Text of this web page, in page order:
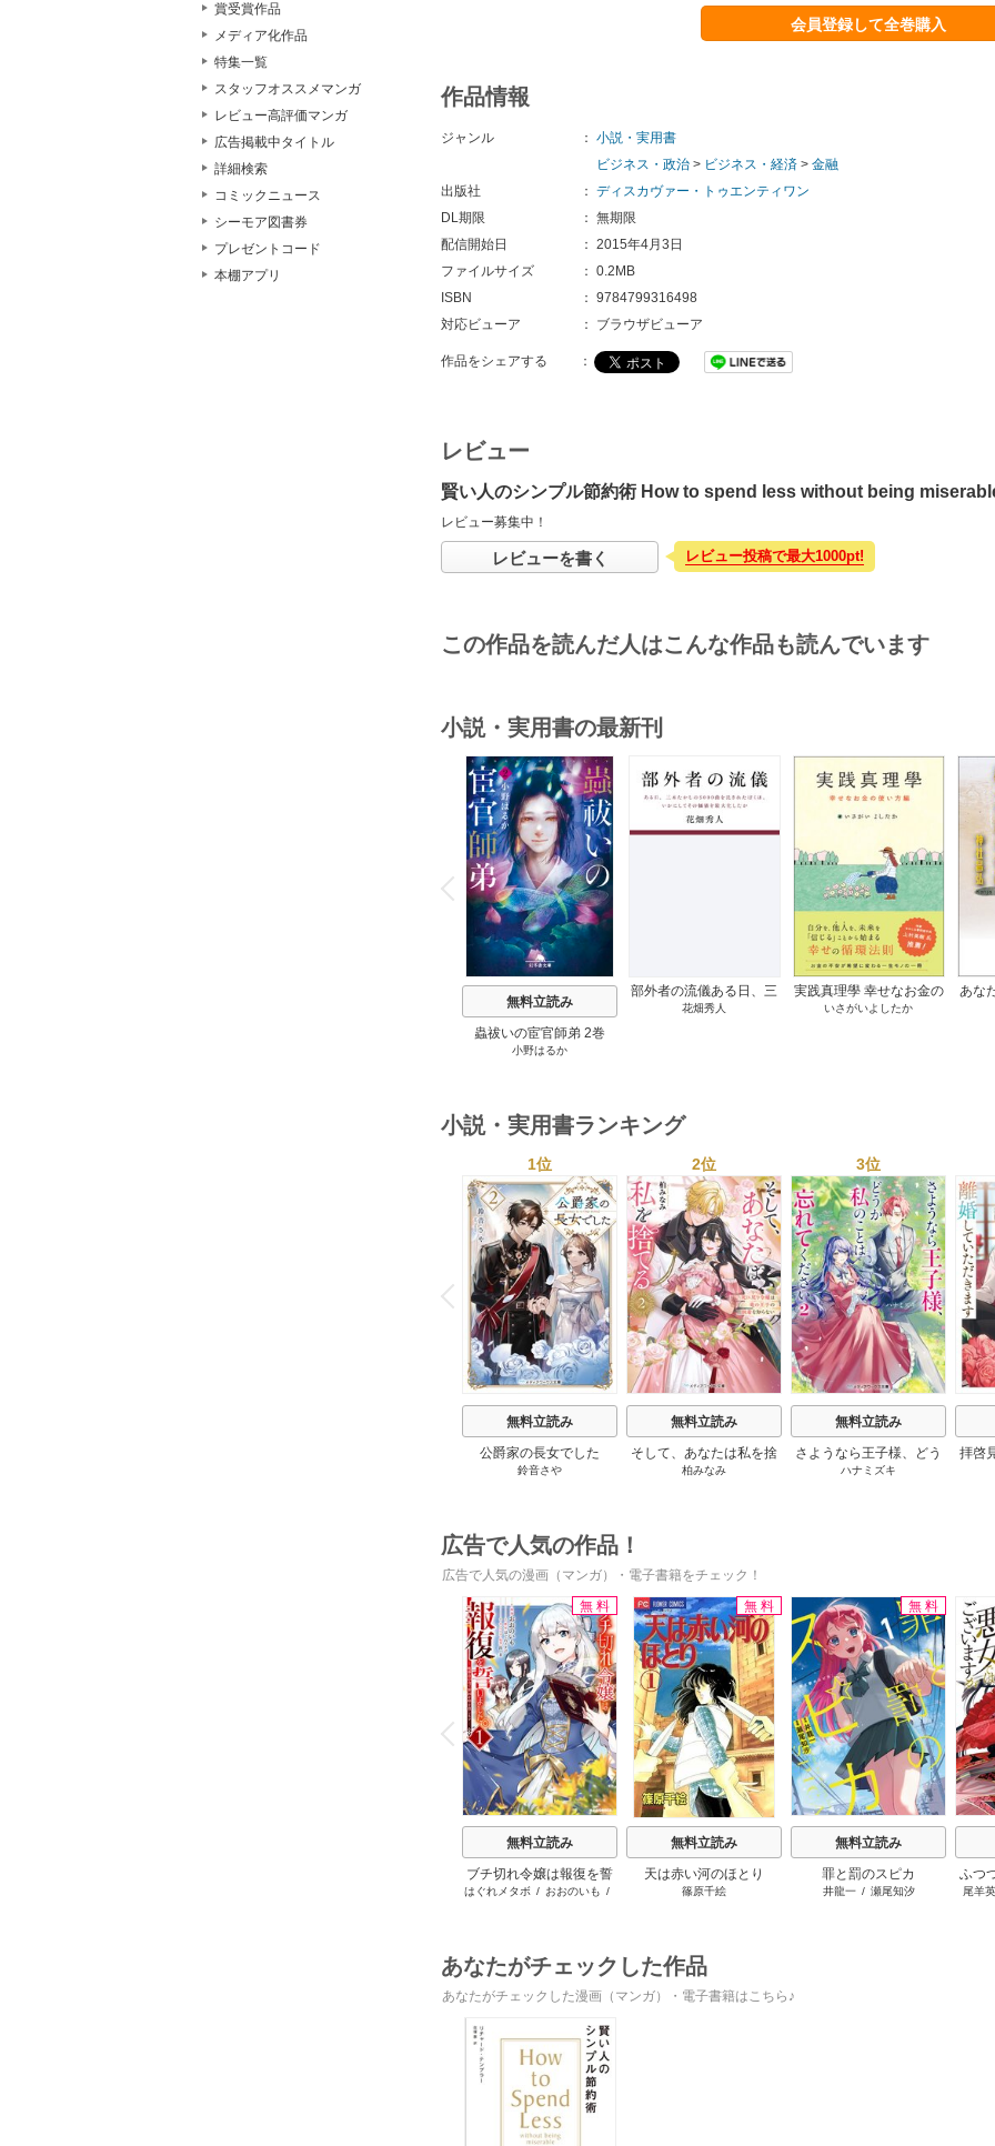
賞受賞作品
メディア化作品
特集一覧
スタッフオススメマンガ
レビュー高評価マンガ
広告掲載中タイトル
詳細検索
コミックニュース
シーモア図書券
プレゼントコード
本棚アプリ
会員登録して全巻購入
作品情報
ジャンル ： 小説・実用書
ビジネス・政治 > ビジネス・経済 > 金融
出版社
： ディスカヴァー・トゥエンティワン
DL期限
： 無期限
配信開始日
： 2015年4月3日
ファイルサイズ
： 0.2MB
ISBN
： 9784799316498
対応ビューア
： ブラウザビューア
作品をシェアする ：
レビュー
賢い人のシンプル節約術 How to spend less without being
レビュー募集中！
レビューを書く レビュー投稿で最大1000pt!
この作品を読んだ人はこんな作品も読んでいます
小説・実用書の最新刊
P
r
e
v
i
o
u
s
無料立読み
蟲祓いの宦官師弟 2巻
小野はるか
部外者の流儀ある日、三
木たかしの5000曲を託さ
花畑秀人
実践真理學 幸せなお金の
使い方編 1巻
いさがいよしたか
あな
小説・実用書ランキング
P
r
e
v
i
o
u
s
1位
無料立読み
公爵家の長女でした
鈴音さや
2位
無料立読み
そして、あなたは私を捨
てる
柏みなみ
3位
無料立読み
さようなら王子様、どう
か私のことは忘れてくだ
ハナミズキ
拝啓
婚
広告で人気の作品！
広告で人気の漫画（マンガ）・電子書籍をチェック！
P
r
e
v
i
o
u
s
無料
無料立読み
ブチ切れ令嬢は報復を誓
いました。
はぐれメタボ / おおのいも /
無料
無料立読み
天は赤い河のほとり
篠原千絵
無料
無料立読み
罪と罰のスピカ
井龍一/ 瀬尾知汐
ふつ
いま
尾羊英
あなたがチェックした作品
あなたがチェックした漫画（マンガ）・電子書籍はこちら♪